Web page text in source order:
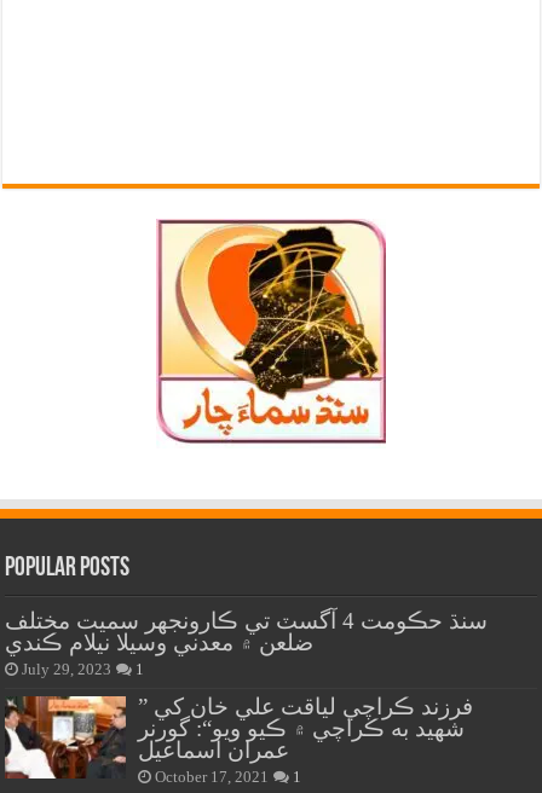
Popular Posts
سنڌ حڪومت 4 آگسٽ تي ڪارونجهر سميت مختلف
ضلعن ۾ معدني وسيلا نيلام ڪندي
July 29, 2023 1
” فرزند ڪراچي لياقت علي خان کي
شهيد به ڪراچي ۾ ڪيو ويو“: گورنر
عمران اسماعيل
October 17, 2021 1